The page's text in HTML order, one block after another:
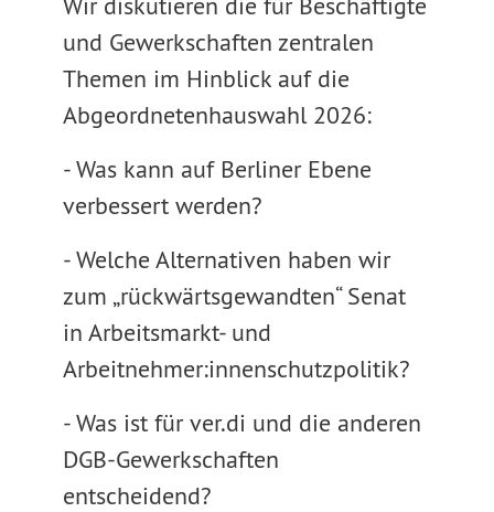
und Gewerkschaften zentralen
Themen im Hinblick auf die
Abgeordnetenhauswahl 2026:
- Was kann auf Berliner Ebene
verbessert werden?
- Welche Alternativen haben wir
zum „rückwärtsgewandten“ Senat
in Arbeitsmarkt- und
Arbeitnehmer:innenschutzpolitik?
- Was ist für ver.di und die anderen
DGB-Gewerkschaften
entscheidend?